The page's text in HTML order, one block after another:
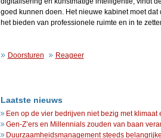
goed kunnen doen. Het nieuwe kabinet moet
het bieden van professionele ruimte en in te
Doorsturen Reageer
Laatste nieuws
Een op de vier bedrijven niet bezig met klimaat
Gen-Z’ers en Millennials zouden van baan
Duurzaamheidsmanagement steeds